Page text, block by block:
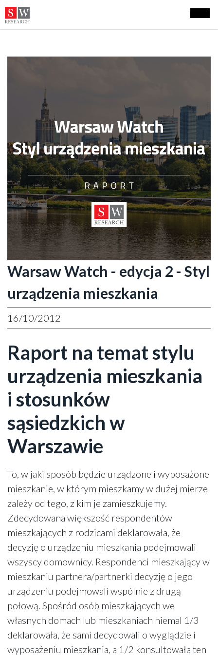
Warsaw Watch - edycja 2 - Styl
urządzenia mieszkania
16/10/2012
Raport na temat stylu
urządzenia mieszkania
i stosunków
sąsiedzkich w
Warszawie
To, w jaki sposób będzie urządzone i wyposażone
mieszkanie, w którym mieszkamy w dużej mierze
zależy od tego, z kim je zamieszkujemy.
Zdecydowana większość respondentów
mieszkających z rodzicami deklarowała, że
decyzję o urządzeniu mieszkania podejmowali
wszyscy domownicy. Respondenci mieszkający w
mieszkaniu partnera/partnerki decyzję o jego
urządzeniu podejmowali wspólnie z drugą
połową. Spośród osób mieszkających we
własnych domach lub mieszkaniach niemal 1/3
deklarowała, że sami decydowali o wyglądzie i
wyposażeniu mieszkania, a 1/2 konsultowała ten